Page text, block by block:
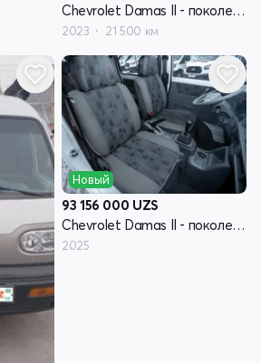
Chevrolet Damas II - поколение
2023 21 500 км
Новый
93 156 000 UZS
Chevrolet Damas II - поколение
2025